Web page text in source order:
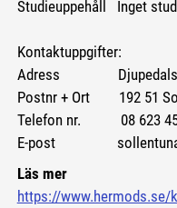
Studieuppehåll Inget
Kontaktuppgifter:
Adress
Postnr + Ort 192 51
Telefon nr. 08 623 45
E-post
Läs mer
https://www.hermods.se/